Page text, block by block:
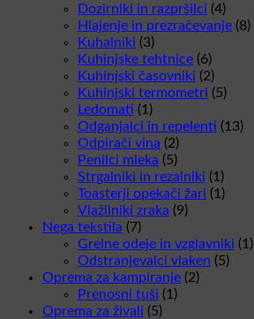
Dozirniki in razpršilci (4)
Hlajenje in prezračevanje (8)
Kuhalniki (3)
Kuhinjske tehtnice (6)
Kuhinjski časovniki (2)
Kuhinjski termometri (5)
Ledomati (1)
Odganjalci in repelenti (13)
Odpirači vina (2)
Penilci mleka (5)
Strgalniki in rezalniki (1)
Toasterji opekači žari (1)
Vlažilniki zraka (9)
Nega tekstila (7)
Grelne odeje in vzglavniki (1)
Odstranjevalci vlaken (5)
Oprema za kampiranje (2)
Prenosni tuši (1)
Oprema za živali (5)